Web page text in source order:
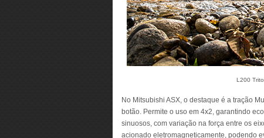
L200
No Mitsubishi ASX, o destaque é a tração
botão. Permite o uso em 4x2, garantindo
sinuosos, com variação na força entre os
acionado eletromagneticamente, podendo